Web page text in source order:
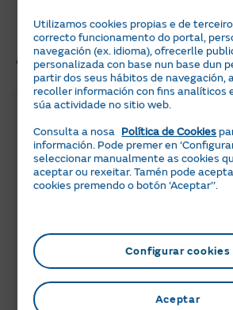
Artigos
05 JULIO 2024
Peajes de electricidad
necesitas saber?
Utilizamos cookies propias e de
correcto funcionamento do portal,
navegación (ex. idioma), ofrecerlle
personalizada con base nun base dun
partir dos seus hábitos de navegación,
recoller información con fins analíticos
súa actividade no sitio web.
Consulta a nosa Política de Cookies
información. Pode premer en
seleccionar manualmente as cookies
aceptar ou rexeitar. Tamén pode
cookies premendo o botón ‘Aceptar’’.
Configurar cookies
Aceptar